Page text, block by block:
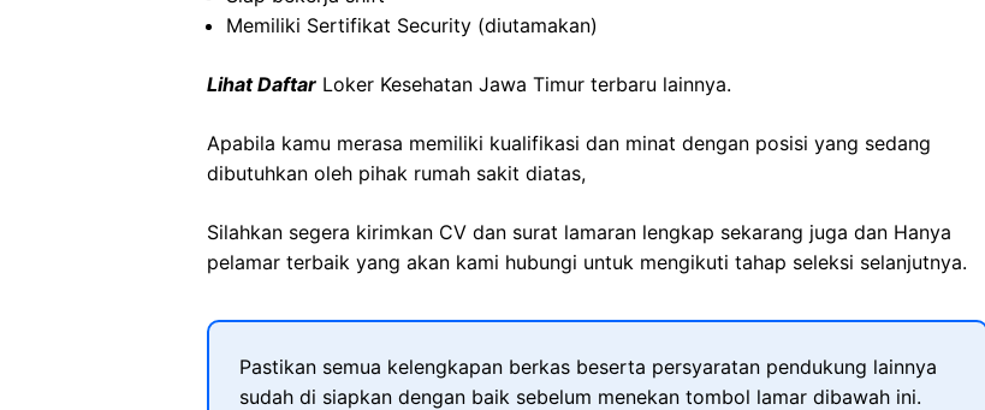
Memiliki Sertifikat Security (diutamakan)
Lihat Daftar Loker Kesehatan Jawa Timur terbaru lainnya.
Apabila kamu merasa memiliki kualifikasi dan minat dengan posisi yang sedang
dibutuhkan oleh pihak rumah sakit diatas,
Silahkan segera kirimkan CV dan surat lamaran lengkap sekarang juga dan Hanya
pelamar terbaik yang akan kami hubungi untuk mengikuti tahap seleksi selanjutnya.
Pastikan semua kelengkapan berkas beserta persyaratan pendukung lainnya
sudah di siapkan dengan baik sebelum menekan tombol lamar dibawah ini.